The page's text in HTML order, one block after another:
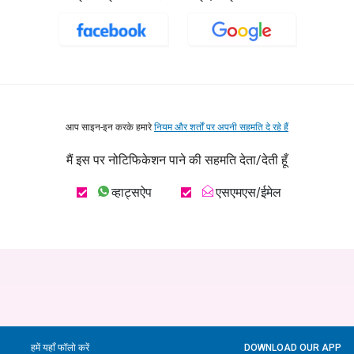
आप साइन-इन करके हमारेनियम और शर्तों पर अपनी सहमति दे रहे हैं
मैं इस पर नोटिफिकेशन पाने की सहमति देता/देती हूँ
व्हाट्सऐप एसएमएस/ईमेल
हमें यहाँ फॉलो करें DOWNLOAD OUR APP